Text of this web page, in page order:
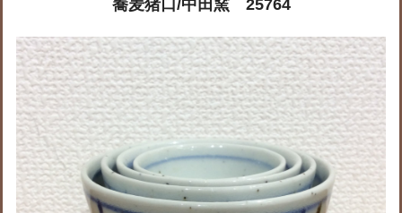
蕎麦猪口/中田窯 25764